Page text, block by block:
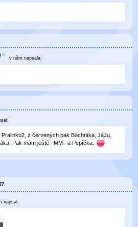
v něm napsala:
z červených pak Bochníka, JáJu,
Pak mám ještě –MM– a Pepíčka.
.
napsal: